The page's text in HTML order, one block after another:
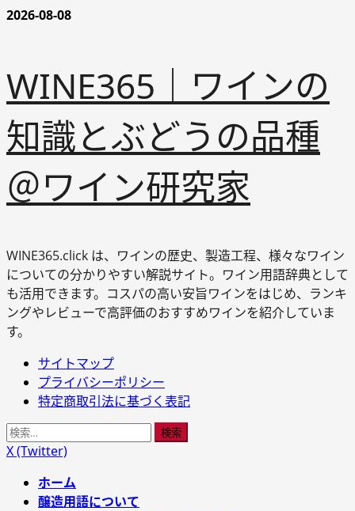
内
ス
キ
プ
2026-08-08
WINE365｜ワインの
知識とぶどうの品種
＠ワイン研究家
WINE365.click は、ワインの歴史、製造工程、様々なワイン
についての分かりやすい解説サイト。ワイン用語辞典として
も活用できます。コスパの高い安旨ワインをはじめ、ランキ
ングやレビューで高評価のおすすめワインを紹介していま
す。
メ
ニ
ュ
サイトマップ
プライバシーポリシー
特定商取引法に基づく表記
検
索:
X (Twitter)
ホーム
醸造用語について